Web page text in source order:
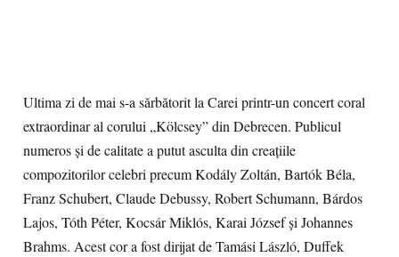
Ultima zi de mai s-a sărbătorit la Carei printr-un concert coral
extraordinar al corului „Kölcsey” din Debrecen. Publicul
numeros și de calitate a putut asculta din creațiile
compozitorilor celebri precum Kodály Zoltán, Bartók Béla,
Franz Schubert, Claude Debussy, Robert Schumann, Bárdos
Lajos, Tóth Péter, Kocsár Miklós, Karai József și Johannes
Brahms. Acest cor a fost dirijat de Tamási László, Duffek